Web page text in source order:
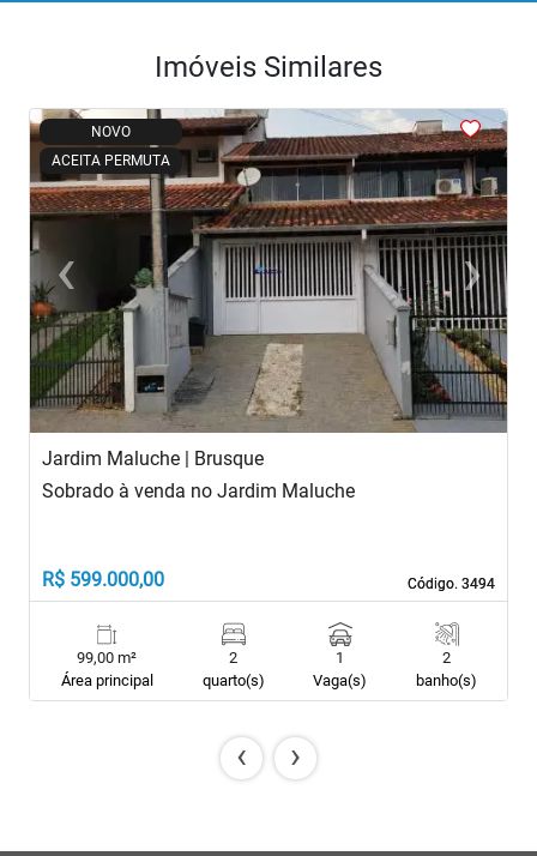
Imóveis Similares
NOVO
ACEITA PERMUTA
<<<<
‹Previous ›Next
Jardim Maluche | Brusque
Código. 3494
Código. 3494
Sobrado à venda no Jardim Maluche
R$ 599.000,00
99,00 m²
Área principal
2
quarto(s)
1
Vaga(s)
2
banho(s)
‹ ›